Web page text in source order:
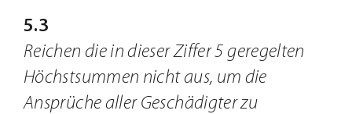
5.3
Reichen die in dieser Ziffer 5 geregelten
Höchstsummen nicht aus, um die
Ansprüche aller Geschädigter zu